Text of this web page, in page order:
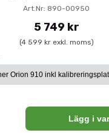
Art.Nr: 890-00950
5 749 kr
(4 599 kr exkl. moms)
Lägg i